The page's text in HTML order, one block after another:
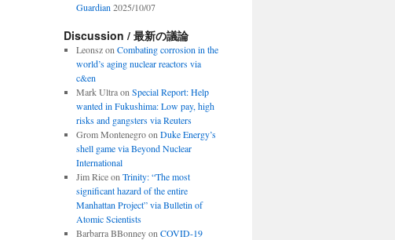
Guardian 2025/10/07
Discussion / 最新の議論
Leonszon Combating corrosion in the
world’s aging nuclear reactors via
c&en
Mark Ultraon Special Report: Help
wanted in Fukushima: Low pay, high
risks and gangsters via Reuters
Grom Montenegroon Duke Energy’s
shell game via Beyond Nuclear
International
Jim Riceon Trinity: “The most
significant hazard of the entire
Manhattan Project” via Bulletin of
Atomic Scientists
Barbarra BBonneyon COVID-19